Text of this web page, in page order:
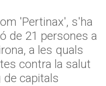
'Pertinax', s'ha
de 21 persones a
a les quals
contra la salut
de capitals